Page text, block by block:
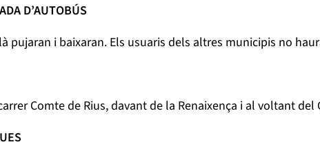
D’AUTOBÚS
pujaran i baixaran. Els usuaris dels altres municipis no
Comte de Rius, davant de la Renaixença i al voltant del